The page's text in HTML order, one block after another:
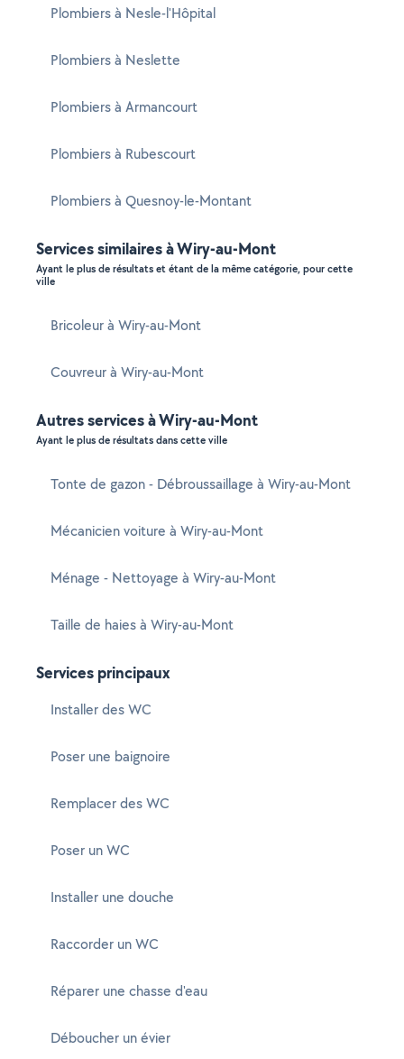
Plombiers à Nesle-l'Hôpital
Plombiers à Neslette
Plombiers à Armancourt
Plombiers à Rubescourt
Plombiers à Quesnoy-le-Montant
Services similaires à Wiry-au-Mont
Ayant le plus de résultats et étant de la même catégorie, pour cette
ville
Bricoleur à Wiry-au-Mont
Couvreur à Wiry-au-Mont
Autres services à Wiry-au-Mont
Ayant le plus de résultats dans cette ville
Tonte de gazon - Débroussaillage à Wiry-au-Mont
Mécanicien voiture à Wiry-au-Mont
Ménage - Nettoyage à Wiry-au-Mont
Taille de haies à Wiry-au-Mont
Services principaux
Installer des WC
Poser une baignoire
Remplacer des WC
Poser un WC
Installer une douche
Raccorder un WC
Réparer une chasse d'eau
Déboucher un évier